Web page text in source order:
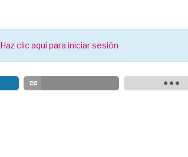
Haz clic aquí para iniciar sesión